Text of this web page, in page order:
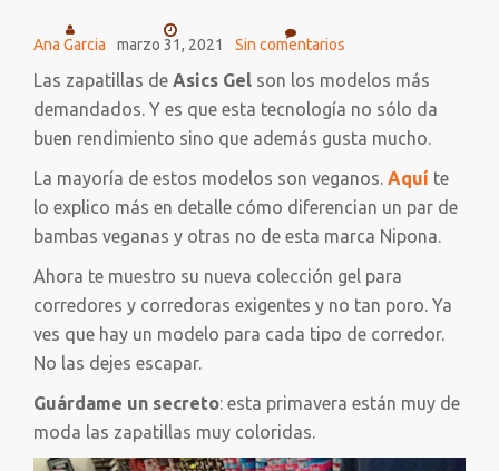
Ana Garcia marzo 31, 2021 Sin comentarios
Las zapatillas de Asics Gel son los modelos más
demandados. Y es que esta tecnología no sólo da
buen rendimiento sino que además gusta mucho.
La mayoría de estos modelos son veganos. Aquí te
lo explico más en detalle cómo diferencian un par de
bambas veganas y otras no de esta marca Nipona.
Ahora te muestro su nueva colección gel para
corredores y corredoras exigentes y no tan poro. Ya
ves que hay un modelo para cada tipo de corredor.
No las dejes escapar.
Guárdame un secreto: esta primavera están muy de
moda las zapatillas muy coloridas.